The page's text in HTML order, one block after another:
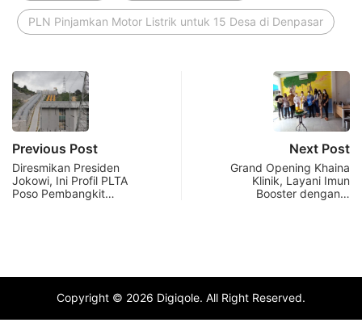
PLN Pinjamkan Motor Listrik untuk 15 Desa di Denpasar
Previous Post
Diresmikan Presiden
Jokowi, Ini Profil PLTA
Poso Pembangkit…
Next Post
Grand Opening Khaina
Klinik, Layani Imun
Booster dengan…
Copyright © 2026 Digiqole. All Right Reserved.